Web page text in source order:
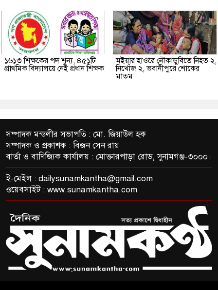
১৬১৩ শিক্ষকের পদ শূন্য, ৪৫১টি
প্রাথমিক বিদ্যালয়ে নেই প্রধান শিক্ষক
মইয়ার হাওরে নৌকাডুবিতে নিহত ২,
নিখোঁজ ২, ভবানীপুরে শোকের
মাতম
সম্পাদক মন্ডলীর সভাপতি : মো. জিয়াউল হক
সম্পাদক ও প্রকাশক : বিজন সেন রায়
বার্তা ও বাণিজ্যিক কার্যালয় : মোক্তারপাড়া রোড, সুনামগঞ্জ-৩০০০।
ই-মেইল : dailysunamkantha@gmail.com
ওয়েবসাইট : www.sunamkantha.com